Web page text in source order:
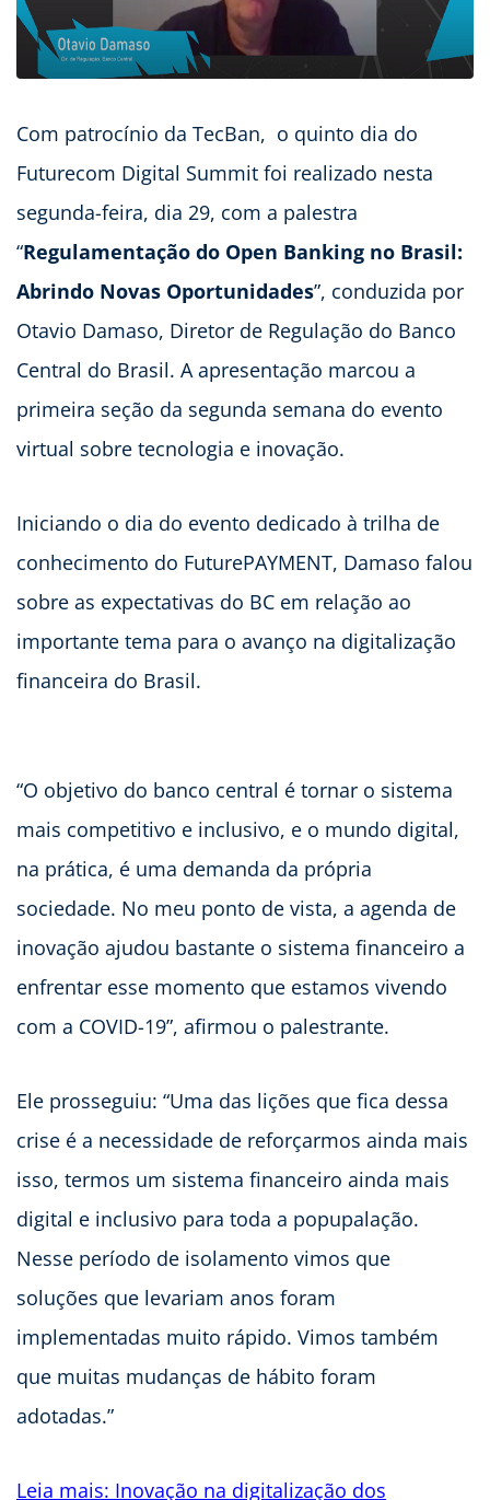
Com patrocínio da TecBan, o quinto dia do
Futurecom Digital Summit foi realizado nesta
segunda-feira, dia 29, com a palestra
“Regulamentação do Open Banking no Brasil:
Abrindo Novas Oportunidades”, conduzida por
Otavio Damaso, Diretor de Regulação do Banco
Central do Brasil. A apresentação marcou a
primeira seção da segunda semana do evento
virtual sobre tecnologia e inovação.
Iniciando o dia do evento dedicado à trilha de
conhecimento do FuturePAYMENT, Damaso falou
sobre as expectativas do BC em relação ao
importante tema para o avanço na digitalização
financeira do Brasil.
“O objetivo do banco central é tornar o sistema
mais competitivo e inclusivo, e o mundo digital,
na prática, é uma demanda da própria
sociedade. No meu ponto de vista, a agenda de
inovação ajudou bastante o sistema financeiro a
enfrentar esse momento que estamos vivendo
com a COVID-19”, afirmou o palestrante.
Ele prosseguiu: “Uma das lições que fica dessa
crise é a necessidade de reforçarmos ainda mais
isso, termos um sistema financeiro ainda mais
digital e inclusivo para toda a popupalação.
Nesse período de isolamento vimos que
soluções que levariam anos foram
implementadas muito rápido. Vimos também
que muitas mudanças de hábito foram
adotadas.”
Leia mais: Inovação na digitalização dos